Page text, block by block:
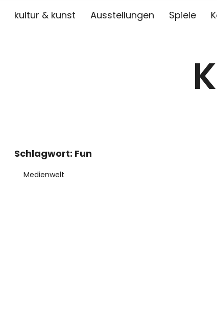
kultur & kunst Ausstellungen Spiele
Schlagwort: Fun
Medienwelt